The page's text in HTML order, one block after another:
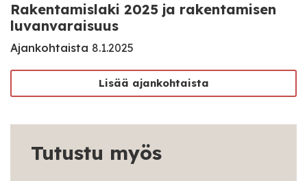
Rakentamislaki 2025 ja rakentamisen
luvanvaraisuus
Ajankohtaista 8.1.2025
Lisää ajankohtaista
Tutustu myös